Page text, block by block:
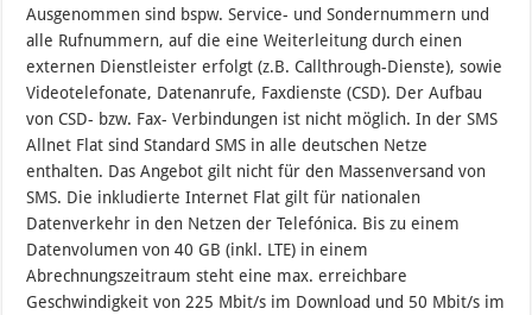
Ausgenommen sind bspw. Service- und Sondernummern und
alle Rufnummern, auf die eine Weiterleitung durch einen
externen Dienstleister erfolgt (z.B. Callthrough-Dienste), sowie
Videotelefonate, Datenanrufe, Faxdienste (CSD). Der Aufbau
von CSD- bzw. Fax- Verbindungen ist nicht möglich. In der SMS
Allnet Flat sind Standard SMS in alle deutschen Netze
enthalten. Das Angebot gilt nicht für den Massenversand von
SMS. Die inkludierte Internet Flat gilt für nationalen
Datenverkehr in den Netzen der Telefónica. Bis zu einem
Datenvolumen von 40 GB (inkl. LTE) in einem
Abrechnungszeitraum steht eine max. erreichbare
Geschwindigkeit von 225 Mbit/s im Download und 50 Mbit/s im